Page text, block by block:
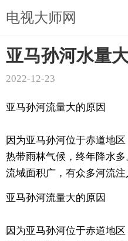
电视大师网
亚马孙河水量
2022-12-23
亚马孙河流量大的原因
因为亚马孙河位于赤道地
热带雨林气候，终年降水
流域面积广，有众多河流
亚马孙河流量大的原因
因为亚马孙河位于赤道地